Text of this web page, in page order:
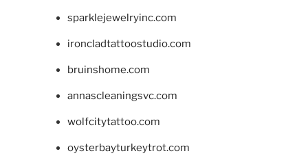
sparklejewelryinc.com
ironcladtattoostudio.com
bruinshome.com
annascleaningsvc.com
wolfcitytattoo.com
oysterbayturkeytrot.com